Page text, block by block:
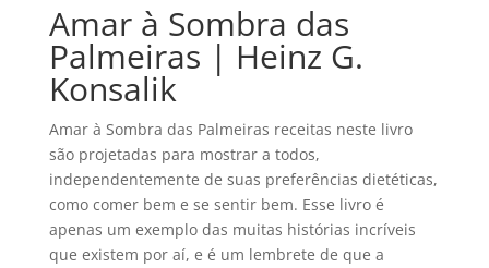
Amar à Sombra das
Palmeiras | Heinz G.
Konsalik
Amar à Sombra das Palmeiras receitas neste livro
são projetadas para mostrar a todos,
independentemente de suas preferências dietéticas,
como comer bem e se sentir bem. Esse livro é
apenas um exemplo das muitas histórias incríveis
que existem por aí, e é um lembrete de que a